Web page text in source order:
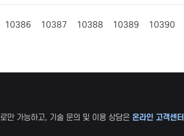
10386 10387 10388 10389 10390
로만 가능하고, 기술 문의 및 이용 상담은 온라인 고객센터